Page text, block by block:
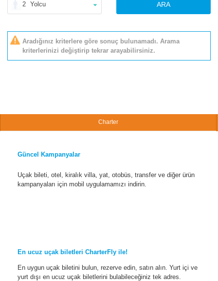
2 Yolcu ARA
Aradığınız kriterlere göre sonuç bulunamadı. Arama
kriterlerinizi değiştirip tekrar arayabilirsiniz.
Charter
Güncel Kampanyalar
Uçak bileti, otel, kiralık villa, yat, otobüs, transfer ve diğer ürün
kampanyaları için mobil uygulamamızı indirin.
En ucuz uçak biletleri CharterFly ile!
En uygun uçak biletini bulun, rezerve edin, satın alın. Yurt içi ve
yurt dışı en ucuz uçak biletlerini bulabileceğiniz tek adres.